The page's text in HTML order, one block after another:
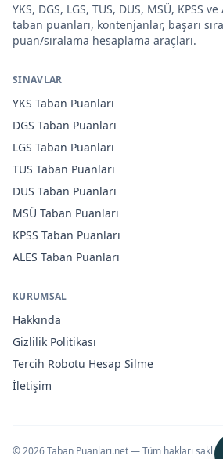
YKS, DGS, LGS, TUS, DUS, MSÜ, KPSS
taban puanları, kontenjanlar, başarı
puan/sıralama hesaplama araçları.
SINAVLAR
YKS Taban Puanları
DGS Taban Puanları
LGS Taban Puanları
TUS Taban Puanları
DUS Taban Puanları
MSÜ Taban Puanları
KPSS Taban Puanları
ALES Taban Puanları
KURUMSAL
Hakkında
Gizlilik Politikası
Tercih Robotu Hesap Silme
İletişim
©2026Taban Puanları.net — Tüm hakları saklıdır.